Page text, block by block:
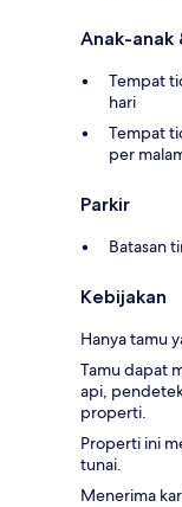
Anak-
Tempat
hari
Tempat
per
Parkir
Batasan
Kebijakan
Hanya tamu
Tamu dapat
api,
properti.
Properti ini
tunai.
Menerima